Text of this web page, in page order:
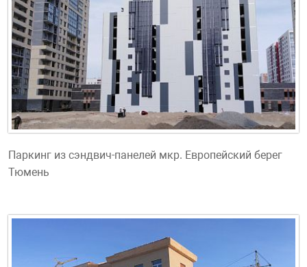
Паркинг из сэндвич-панелей мкр. Европейский берег
Тюмень